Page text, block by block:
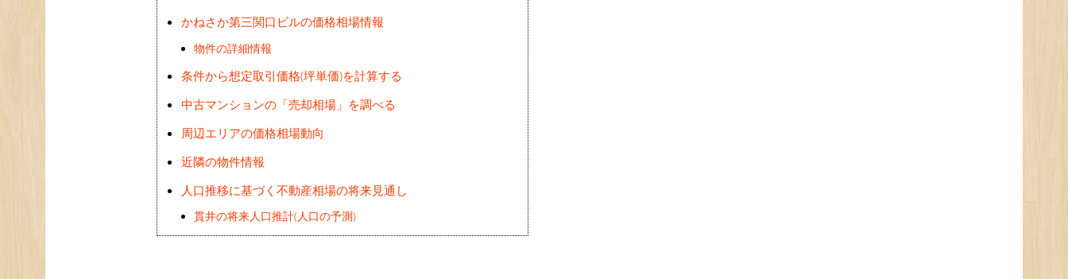
かねさか第三関口ビルの価格相場情報
物件の詳細情報
条件から想定取引価格(坪単価)を計算する
中古マンションの「売却相場」を調べる
周辺エリアの価格相場動向
近隣の物件情報
人口推移に基づく不動産相場の将来見通し
貫井の将来人口推計(人口の予測)